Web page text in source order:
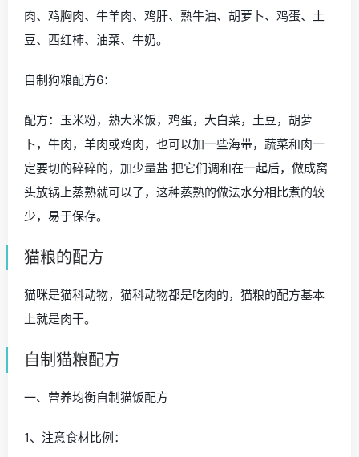
肉、鸡胸肉、牛羊肉、鸡肝、熟牛油、胡萝卜、鸡蛋、土
豆、西红柿、油菜、牛奶。
自制狗粮配方6：
配方：玉米粉，熟大米饭，鸡蛋，大白菜，土豆，胡萝
卜，牛肉，羊肉或鸡肉，也可以加一些海带，蔬菜和肉一
定要切的碎碎的，加少量盐 把它们调和在一起后，做成窝
头放锅上蒸熟就可以了，这种蒸熟的做法水分相比煮的较
少，易于保存。
猫粮的配方
猫咪是猫科动物，猫科动物都是吃肉的，猫粮的配方基本
上就是肉干。
自制猫粮配方
一、营养均衡自制猫饭配方
1、注意食材比例：